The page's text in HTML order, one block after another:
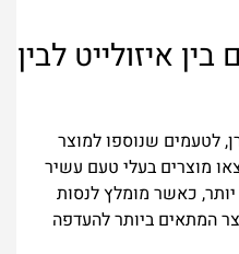
איזולייט לבין
לטעמים שנוספו למוצר
מוצרים בעלי טעם עשיר
כאשר מומלץ לנסות
המתאים ביותר להעדפה